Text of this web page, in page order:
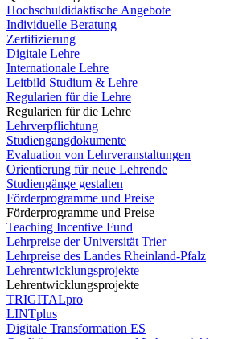
Hochschuldidaktische Angebote
Individuelle Beratung
Zertifizierung
Digitale Lehre
Internationale Lehre
Leitbild Studium & Lehre
Regularien für die Lehre
Regularien für die Lehre
Lehrverpflichtung
Studiengangdokumente
Evaluation von Lehrveranstaltungen
Orientierung für neue Lehrende
Studiengänge gestalten
Förderprogramme und Preise
Förderprogramme und Preise
Teaching Incentive Fund
Lehrpreise der Universität Trier
Lehrpreise des Landes Rheinland-Pfalz
Lehrentwicklungsprojekte
Lehrentwicklungsprojekte
TRIGITALpro
LINTplus
Digitale Transformation ES